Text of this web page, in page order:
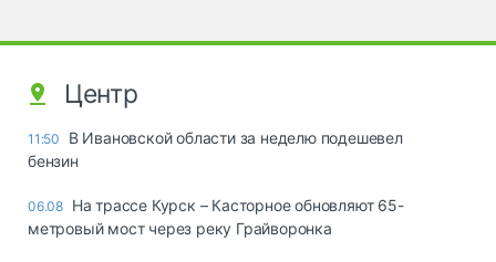
Центр
11:50
В Ивановской области за неделю подешевел
бензин
06.08 На трассе Курск – Касторное обновляют 65-
метровый мост через реку Грайворонка